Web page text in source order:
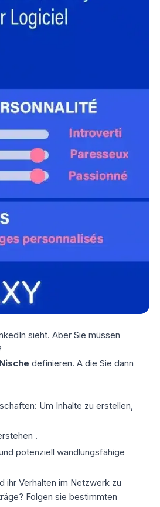
sieht. Aber Sie müssen
Nische definieren. A die Sie dann
Um Inhalte zu erstellen,
.
potenziell wandlungsfähige
ihr Verhalten im Netzwerk zu
Folgen sie bestimmten